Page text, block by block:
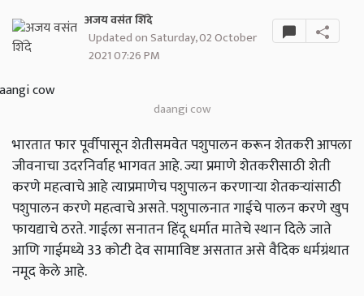
अजय वसंत शिंदे
Updated on Saturday, 02 October
2021 07:26 PM
daangi cow
भारतात फार पूर्वीपासून शेतीसमवेत पशुपालन करून शेतकरी आपला
जीवनाचा उदरनिर्वाह भागवत आहे. ज्या प्रमाणे शेतकरीसाठी शेती
करणे महत्वाचे आहे त्याप्रमाणेच पशुपालन करणाऱ्या शेतकऱ्यांसाठी
पशुपालन करणे महत्वाचे असते. पशुपालनात गाईचे पालन करणे खुप
फायद्याचे ठरते. गाईला सनातन हिंदू धर्मात मातेचे स्थान दिले जाते
आणि गाईमध्ये 33 कोटी देव सामाविष्ट असतात असे वैदिक धर्मग्रंथात
नमूद केले आहे.